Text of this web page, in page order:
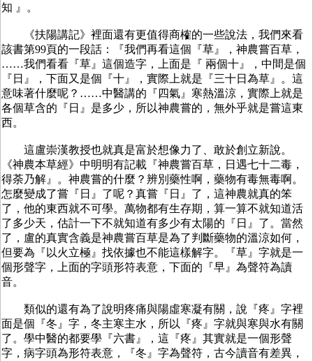
知 』。
《扶陽講記》裡面還有更值得商榷的一些說法，我們來看
該書第99頁的一段話：『我們再看這個『草』，神農嘗百草，
……我們看看『草』這個造字，上面是『 兩個十』，中間是個
『日』，下面又是個『十』，實際上就是『三十日為草』。這
意味著什麼呢？……中醫講的『四氣』寒熱溫涼，實際上就是
各個草含的『日』是多少，所以神農嘗的，無外乎就是嘗這東
西。
這盧崇漢教授也就真是富於想像力了、敢於創立新說。
《神農本草經》中明明有記載『神農嘗百草，日遇七十二毒，
得荼乃解』。神農嘗的什麼？辨別藥性啊，藥物有毒無毒啊。
怎麼變成了嘗『日』了呢？真嘗『日』了，這神農就真的笨
了，他的東西就不可學。萬物都有生存期，算一算不就知道活
了多少天，估計一下不就知道有多少有太陽的『日』了。當然
了，盧的真實含義是神農嘗百草是為了判斷藥物的溫涼如何，
但要為『以火立極』找依據也不能這樣解字。『草』字就是一
個形聲字，上面的字頭形符表意，下面的『早』為聲符為讀
音。
類似的還有為了說明疼痛與陽虛寒凝有關，說『疼』字裡
面是個『冬』字，冬主寒主水，所以『疼』字就與寒與水有關
了。學中醫的都要學『六書』，這『疼』其實就是一個形聲
字，病字頭為形符表意，『冬』字為聲符，古今讀音有差異，